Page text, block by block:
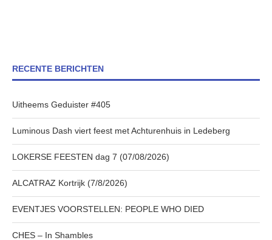
RECENTE BERICHTEN
Uitheems Geduister #405
Luminous Dash viert feest met Achturenhuis in Ledeberg
LOKERSE FEESTEN dag 7 (07/08/2026)
ALCATRAZ Kortrijk (7/8/2026)
EVENTJES VOORSTELLEN: PEOPLE WHO DIED
CHES – In Shambles